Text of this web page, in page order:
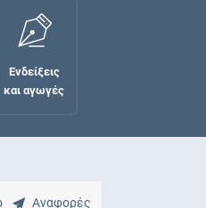
Ενδείξεις
και αγωγές
Αναφορές